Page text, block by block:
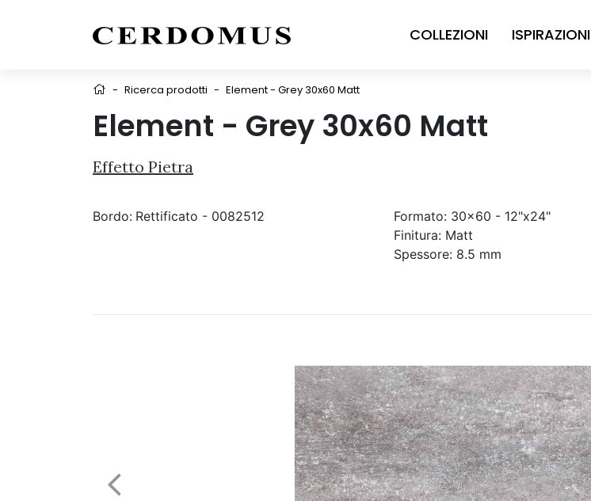
COLLEZIONI ISPIRAZIONI
- Ricerca prodotti - Element - Grey 30x60 Matt
Element - Grey 30x60 Matt
Effetto Pietra
Bordo: Rettificato - 0082512 Formato: 30x60 - 12"x24"
Finitura: Matt
Spessore: 8.5 mm